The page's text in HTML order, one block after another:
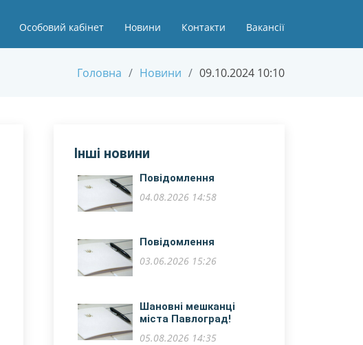
Особовий кабінет Новини Контакти Вакансії
Головна Новини 09.10.2024 10:10
Інші новини
Повідомлення
04.08.2026 14:58
Повідомлення
03.06.2026 15:26
Шановні мешканці
міста Павлоград!
05.08.2026 14:35